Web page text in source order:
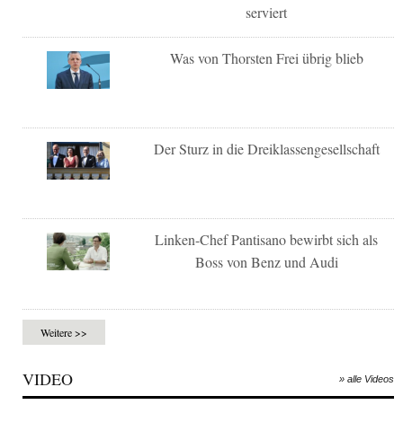
serviert
Was von Thorsten Frei übrig blieb
Der Sturz in die Dreiklassengesellschaft
Linken-Chef Pantisano bewirbt sich als
Boss von Benz und Audi
Weitere >>
VIDEO » alle Videos